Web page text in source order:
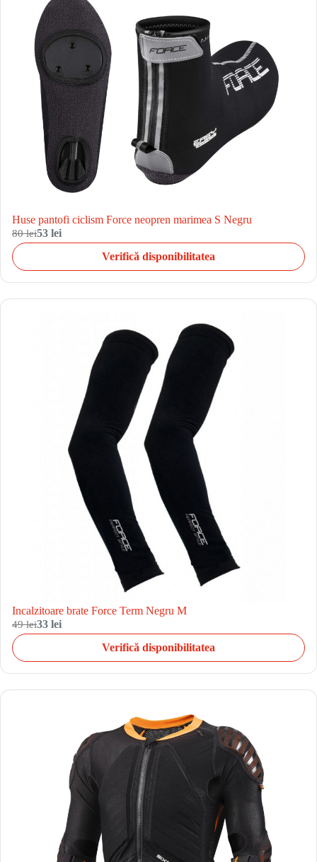
Huse pantofi ciclism Force neopren marimea S Negru
80 lei53 lei
Verifică disponibilitatea
Incalzitoare brate Force Term Negru M
49 lei33 lei
Verifică disponibilitatea